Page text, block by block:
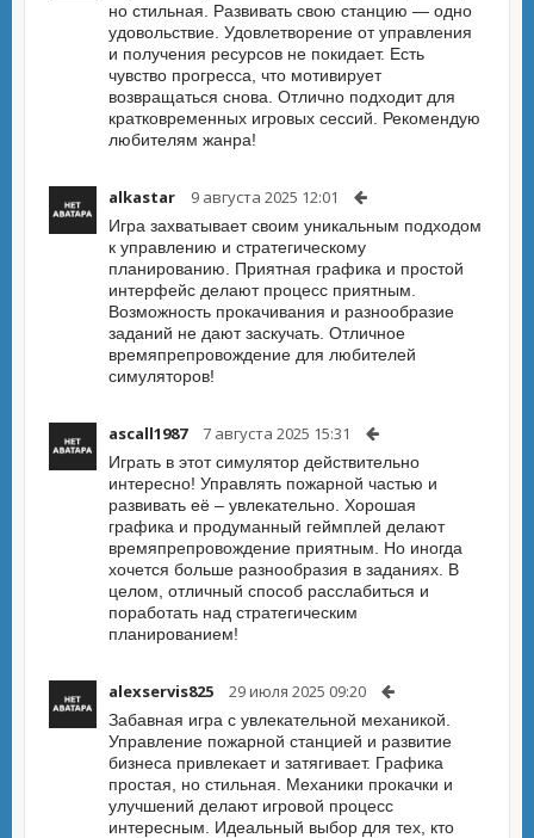
но стильная. Развивать свою станцию — одно
удовольствие. Удовлетворение от управления
и получения ресурсов не покидает. Есть
чувство прогресса, что мотивирует
возвращаться снова. Отлично подходит для
кратковременных игровых сессий. Рекомендую
любителям жанра!
alkastar 9 августа 2025 12:01
Игра захватывает своим уникальным подходом
к управлению и стратегическому
планированию. Приятная графика и простой
интерфейс делают процесс приятным.
Возможность прокачивания и разнообразие
заданий не дают заскучать. Отличное
времяпрепровождение для любителей
симуляторов!
ascall1987 7 августа 2025 15:31
Играть в этот симулятор действительно
интересно! Управлять пожарной частью и
развивать её – увлекательно. Хорошая
графика и продуманный геймплей делают
времяпрепровождение приятным. Но иногда
хочется больше разнообразия в заданиях. В
целом, отличный способ расслабиться и
поработать над стратегическим
планированием!
alexservis825 29 июля 2025 09:20
Забавная игра с увлекательной механикой.
Управление пожарной станцией и развитие
бизнеса привлекает и затягивает. Графика
простая, но стильная. Механики прокачки и
улучшений делают игровой процесс
интересным. Идеальный выбор для тех, кто